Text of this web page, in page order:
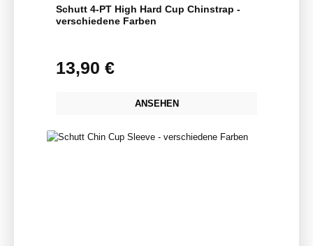
Schutt 4-PT High Hard Cup Chinstrap -
verschiedene Farben
Regulärer Preis:
13,90 €
ANSEHEN